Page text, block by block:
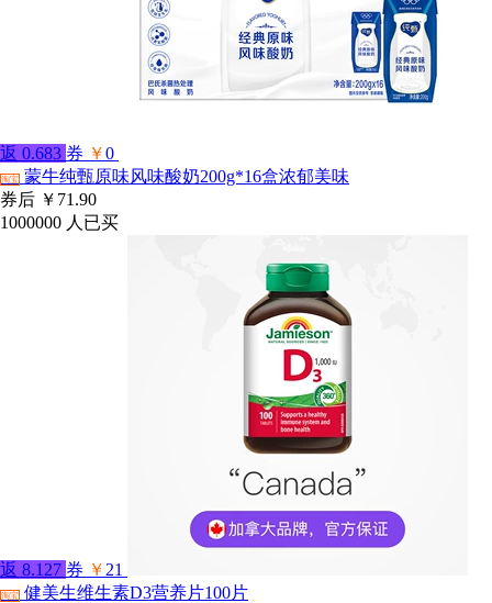
返 0.683 券 ￥0
淘宝 蒙牛纯甄原味风味酸奶200g*16盒浓郁美味
券后 ￥71.90
1000000 人已买
返 8.127 券 ￥ 21
淘宝 健美生维生素D3营养片100片